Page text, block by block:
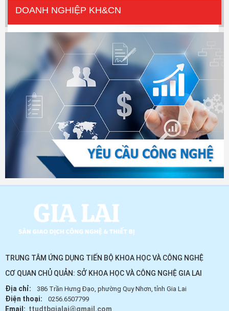
DOANH NGHIỆP KH&CN
TRUNG TÂM ỨNG DỤNG TIẾN BỘ KHOA HỌC VÀ CÔNG NGHỆ
CƠ QUAN CHỦ QUẢN: SỞ KHOA HỌC VÀ CÔNG NGHỆ GIA LAI
Địa chỉ:
386 Trần Hưng Đạo, phường Quy Nhơn, tỉnh Gia Lai
Điện thoại: 0256.6507799
Email: ttudtbgialai@gmail.com